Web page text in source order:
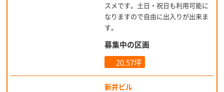
スメです。土日・祝日も利用可能に
なりますので自由に出入りが出来ま
す。
募集中の区画
20.57坪
新井ビル